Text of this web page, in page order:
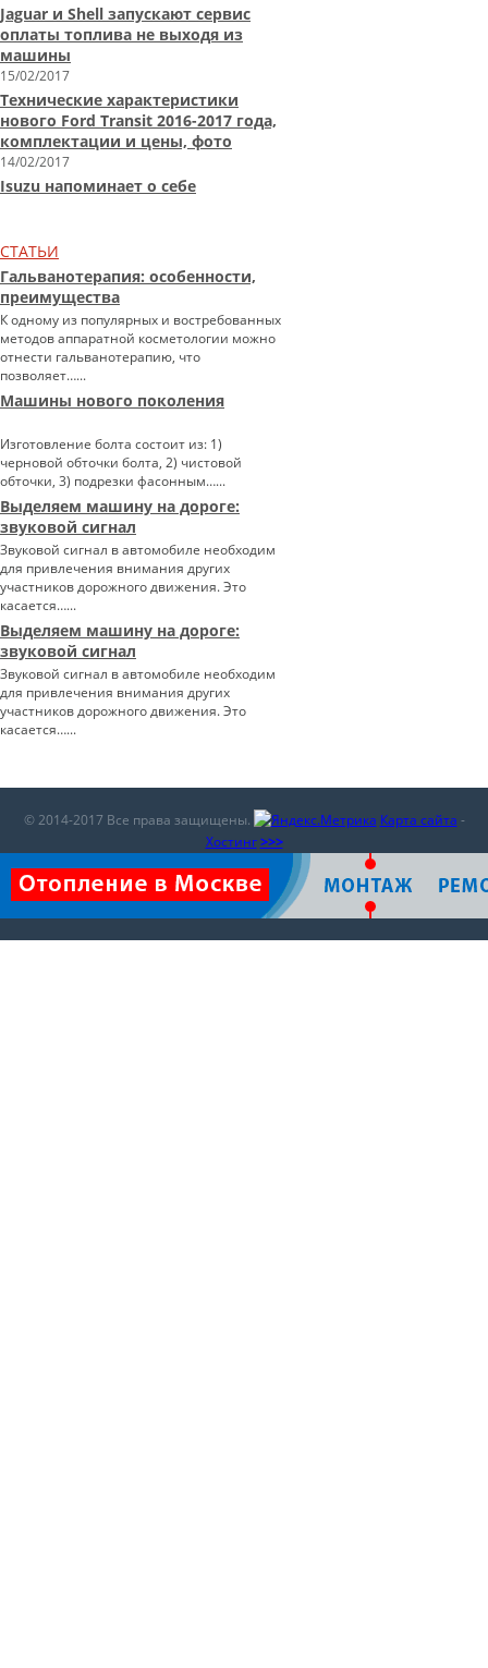
Jaguar и Shell запускают сервис
оплаты топлива не выходя из
машины
15/02/2017
Технические характеристики
нового Ford Transit 2016-2017 года,
комплектации и цены, фото
14/02/2017
Isuzu напоминает о себе
СТАТЬИ
Гальванотерапия: особенности,
преимущества
К одному из популярных и востребованных
методов аппаратной косметологии можно
отнести гальванотерапию, что
позволяет…...
Машины нового поколения
Изготовление болта состоит из: 1)
черновой обточки болта, 2) чистовой
обточки, 3) подрезки фасонным…...
Выделяем машину на дороге:
звуковой сигнал
Звуковой сигнал в автомобиле необходим
для привлечения внимания других
участников дорожного движения. Это
касается…...
Выделяем машину на дороге:
звуковой сигнал
Звуковой сигнал в автомобиле необходим
для привлечения внимания других
участников дорожного движения. Это
касается…...
© 2014-2017 Все права защищены. Карта сайта -
Хостинг >>>